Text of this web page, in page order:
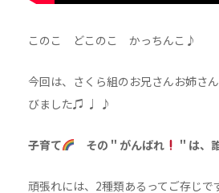
このこ どこのこ かっちんこ♪
今回は、さくら組のお兄さんお姉さ
びました♫ ♩ ♪
子育て その＂がんばれ ＂は、
頑張れには、2種類あるってご存じで